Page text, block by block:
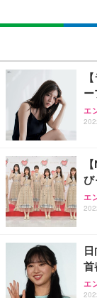
￥
ワ
ワ
能
務
ッ
【
フ
【
ー
【
￥
ネ
り
限
超
ア
ュ
エ
び
エ
首
エ